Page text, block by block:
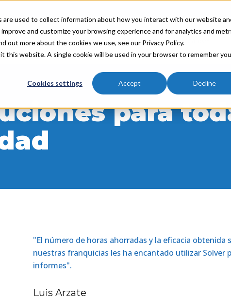
used to collect information about how you interact with our website
and customize your browsing experience and for analytics and
out more about the cookies we use, see our Privacy Policy.
this website. A single cookie will be used in your browser to remember
Cookies settings Accept Decline
Industrias Socios Recursos Acerca de
para
"El número de horas ahorradas y la eficacia obtenida
nuestras franquicias les ha encantado utilizar Solver
informes".
Luis Arzate